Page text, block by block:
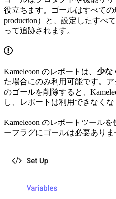
役立ちます。ゴールはすべての
production）と、設定したすべ
って追跡されます。
Kameleoon のレポートは、 少な
た場合にのみ利用可能です。
のゴールを削除すると、
し、レポートは利用できなくな
Kameleoon のレポートツール
ーフラグにゴールは必要ありま